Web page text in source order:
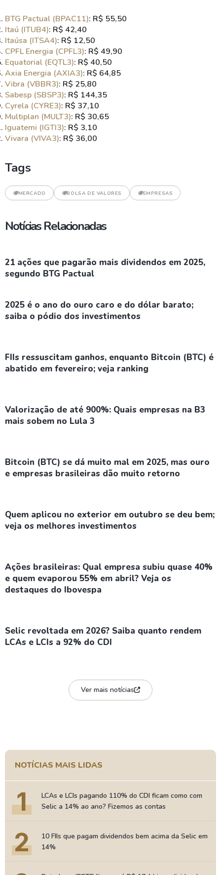
BTG Pactual (BPAC11): R$ 55,50
Itaú (ITUB4): R$ 42,40
Itaúsa (ITSA4): R$ 12,50
CPFL Energia (CPFL3): R$ 49,90
Equatorial (EQTL3): R$ 40,50
Axia Energia (AXIA3): R$ 64,85
Vibra (VBBR3): R$ 25,80
Sabesp (SBSP3): R$ 144,35
Cyrela (CYRE3): R$ 37,10
Multiplan (MULT3): R$ 30,65
Iguatemi (IGTI3): R$ 3,10
Vivara (VIVA3): R$ 36,00
Tags
MERCADO BOLSA DE VALORES EMPRESAS
Notícias Relacionadas
21 ações que pagarão mais dividendos em 2025,
segundo BTG Pactual
2025 é o ano do ouro caro e do dólar barato;
saiba o pódio dos investimentos
FIIs ressuscitam ganhos, enquanto Bitcoin (BTC) é
abatido em fevereiro; veja ranking
Valorização de até 900%: Quais empresas na B3
mais sobem no Lula 3
Bitcoin (BTC) se dá muito mal em 2025, mas ouro
e empresas brasileiras dão muito retorno
Quem aplicou no exterior em outubro se deu bem;
veja os melhores investimentos
Ações brasileiras: Qual empresa subiu quase 40%
e quem evaporou 55% em abril? Veja os
destaques do Ibovespa
Selic revoltada em 2026? Saiba quanto rendem
LCAs e LCIs a 92% do CDI
Ver mais notícias
NOTÍCIAS MAIS LIDAS
1
LCAs e LCIs pagando 110% do CDI ficam como com
Selic a 14% ao ano? Fizemos as contas
2
10 FIIs que pagam dividendos bem acima da Selic em
14%